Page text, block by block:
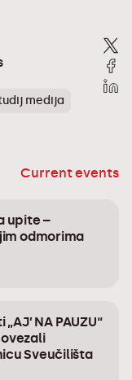
medija
Current events
upite –
odmorima
NA PAUZU“
Sveučilišta